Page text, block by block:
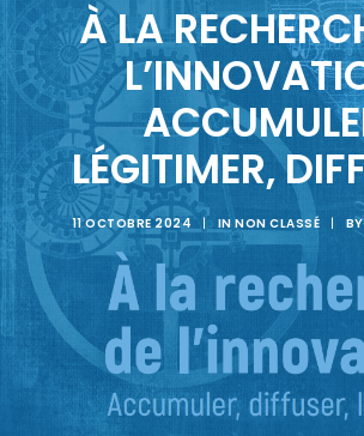
RECHERCHE
À LA
LÉGITIMER,
11 OCTOBRE 2024 | INNON CLASSÉ |